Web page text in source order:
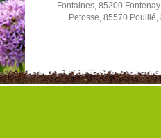
Fontaines, 85200
Petosse, 85570